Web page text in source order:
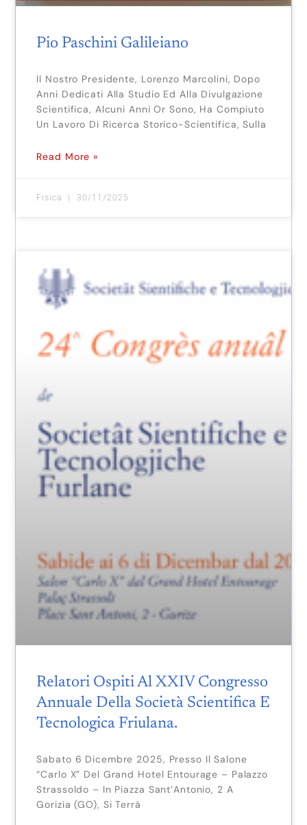
Pio Paschini Galileiano
Il Nostro Presidente, Lorenzo Marcolini, Dopo
Anni Dedicati Alla Studio Ed Alla Divulgazione
Scientifica, Alcuni Anni Or Sono, Ha Compiuto
Un Lavoro Di Ricerca Storico-Scientifica, Sulla
Read More »
Fisica 30/11/2025
Relatori Ospiti Al XXIV Congresso
Annuale Della Società Scientifica E
Tecnologica Friulana.
Sabato 6 Dicembre 2025, Presso Il Salone
“Carlo X” Del Grand Hotel Entourage – Palazzo
Strassoldo – In Piazza Sant’Antonio, 2 A
Gorizia (GO), Si Terrà